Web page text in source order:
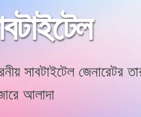
সাবটাইটেল অনুবাদক
ভিটিটি স্রষ্টা
সাবটাইটেলজেনারেটর
আলাদা